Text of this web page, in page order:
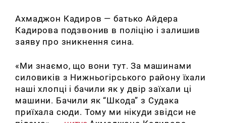
Ахмаджон Кадиров — батько Айдера
Кадирова подзвонив в поліцію і залишив
заяву про зникнення сина.
«Ми знаємо, що вони тут. За машинами
силовиків з Нижньогірського району їхали
наші хлопці і бачили як у двір заїхали ці
машини. Бачили як “Шкода” з Судака
приїхала сюди. Тому ми нікуди звідси не